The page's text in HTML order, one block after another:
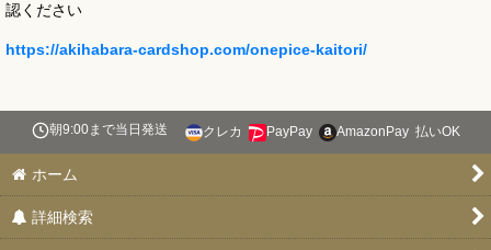
認ください
https://akihabara-cardshop.com/onepice-kaitori/
朝9:00まで当日発送 クレカ PayPay AmazonPay 払いOK
ホーム
詳細検索